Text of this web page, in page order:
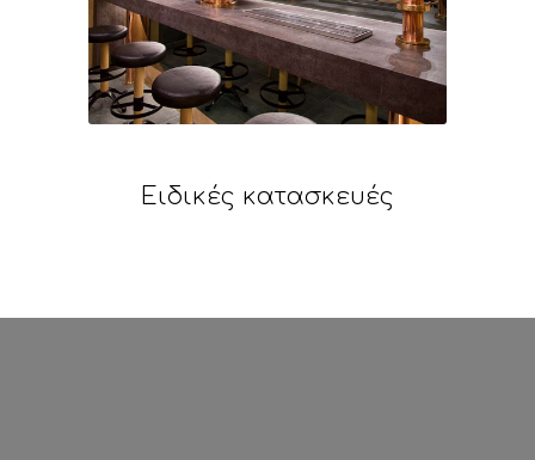
Ειδικές κατασκευές